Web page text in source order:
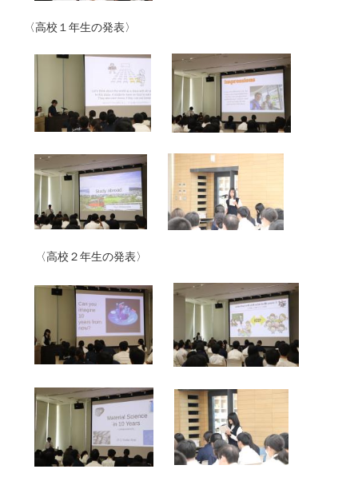
〈高校１年生の発表〉
〈高校２年生の発表〉